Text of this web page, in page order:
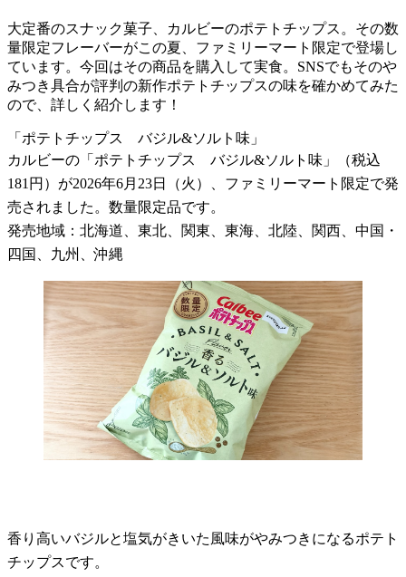
大定番のスナック菓子、カルビーのポテトチップス。その数
量限定フレーバーがこの夏、ファミリーマート限定で登場し
ています。今回はその商品を購入して実食。SNSでもそのや
みつき具合が評判の新作ポテトチップスの味を確かめてみた
ので、詳しく紹介します！
「ポテトチップス バジル&ソルト味」
カルビーの「ポテトチップス バジル&ソルト味」（税込
181円）が2026年6月23日（火）、ファミリーマート限定で発
売されました。数量限定品です。
発売地域：北海道、東北、関東、東海、北陸、関西、中国・
四国、九州、沖縄
香り高いバジルと塩気がきいた風味がやみつきになるポテト
チップスです。